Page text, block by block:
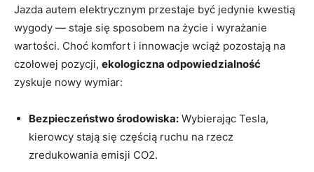
Jazda autem elektrycznym przestaje być jedynie kwestią
wygody — staje się sposobem na życie i wyrażanie
wartości. Choć komfort i innowacje wciąż pozostają na
czołowej pozycji, ekologiczna odpowiedzialność
zyskuje nowy wymiar:
Bezpieczeństwo środowiska: Wybierając Tesla,
kierowcy stają się częścią ruchu na rzecz
zredukowania emisji CO2.